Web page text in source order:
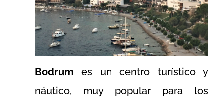
Bodrum es un centro turístico y
náutico, muy popular para los